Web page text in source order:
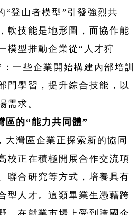
“登山者模型”引發強烈共
軟技能是地形圖，而協作能
模型推動企業從“人才狩
一些企業開始構建內部培訓
門學習，提升綜合技能，以
需求。
區的“能力共同體”
大灣區企業正探索新的協同
校正在積極開展合作交流項
聯合研究等方式，培養具有
型人才。這類畢業生憑藉跨